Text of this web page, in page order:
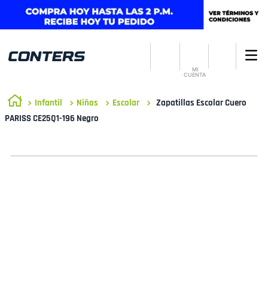
MI
CUENTA
Infantil Niños Escolar
Zapatillas Escolar Cuero
PARISS CE25Q1-196 Negro